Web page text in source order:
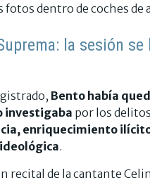
fotos dentro de coches de
la sesión
Bento había
investigaba por los
enriquecimiento
.